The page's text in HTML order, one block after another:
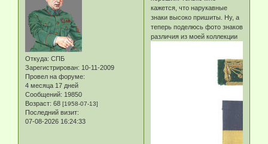
Откуда: СПБ
Зарегистрирован: 10-11-2009
Провел на форуме:
4 месяца 17 дней
Сообщений: 19850
Возраст: 68 [1958-07-13]
Последний визит:
07-08-2026 16:24:33
кажется, что нарукавные
знаки высоко пришиты. Ну, а
теперь поделюсь фото знаков
различия из моей коллекции